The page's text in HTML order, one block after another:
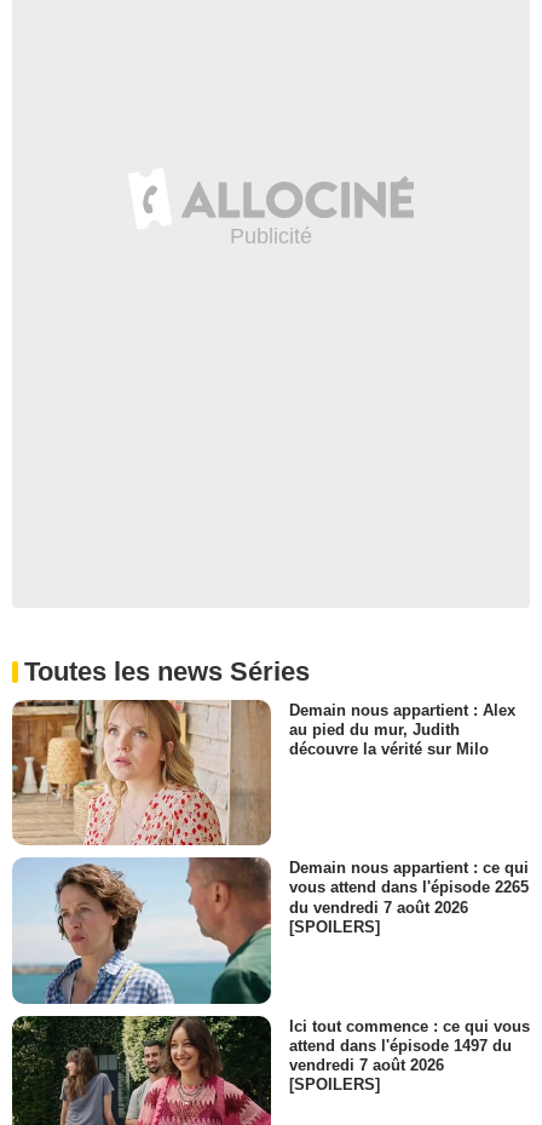
Toutes les news Séries
Demain nous appartient : Alex
au pied du mur, Judith
découvre la vérité sur Milo
Demain nous appartient : ce qui
vous attend dans l'épisode 2265
du vendredi 7 août 2026
[SPOILERS]
Ici tout commence : ce qui vous
attend dans l'épisode 1497 du
vendredi 7 août 2026
[SPOILERS]